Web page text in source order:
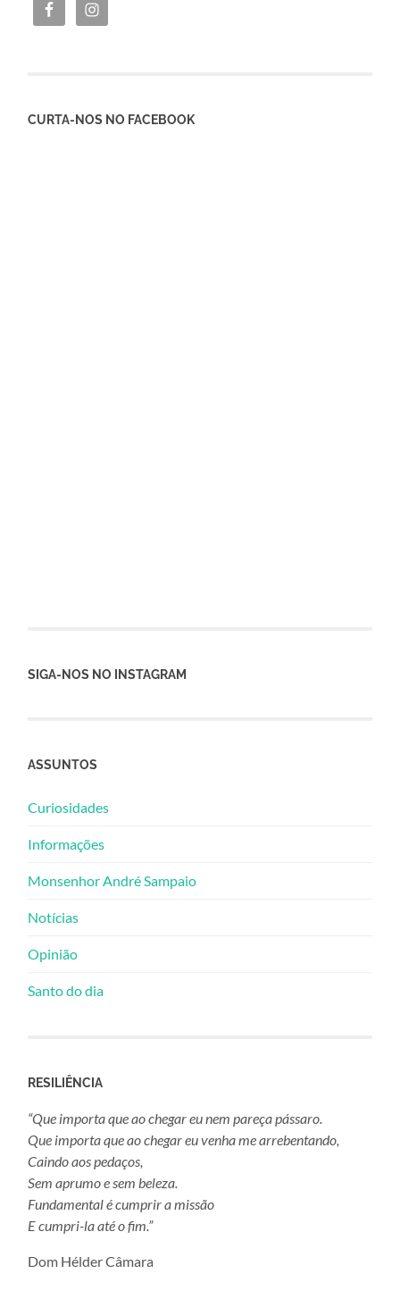
CURTA-NOS NO FACEBOOK
SIGA-NOS NO INSTAGRAM
ASSUNTOS
Curiosidades
Informações
Monsenhor André Sampaio
Notícias
Opinião
Santo do dia
RESILIÊNCIA
“Que importa que ao chegar eu nem pareça pássaro.
Que importa que ao chegar eu venha me arrebentando,
Caindo aos pedaços,
Sem aprumo e sem beleza.
Fundamental é cumprir a missão
E cumpri-la até o fim.”
Dom Hélder Câmara